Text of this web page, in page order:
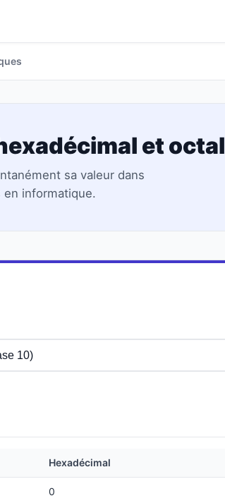
et octal
sa valeur dans
informatique.
Hexadécimal
0